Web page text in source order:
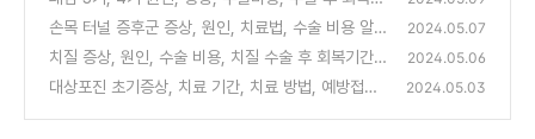
간까지
(36)
손목 터널 증후군 증상, 원인, 치료법, 수술 비용 알아
보기
(34)
2024.05.07
치질 증상, 원인, 수술 비용, 치질 수술 후 회복기간까
지
(60)
2024.05.06
대상포진 초기증상, 치료 기간, 치료 방법, 예방접종
2024.05.03